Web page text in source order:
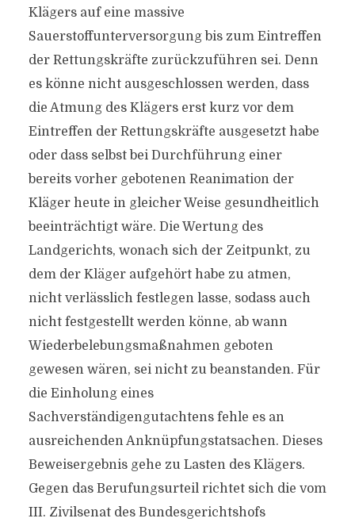
Klägers auf eine massive
Sauerstoffunterversorgung bis zum Eintreffen
der Rettungskräfte zurückzuführen sei. Denn
es könne nicht ausgeschlossen werden, dass
die Atmung des Klägers erst kurz vor dem
Eintreffen der Rettungskräfte ausgesetzt habe
oder dass selbst bei Durchführung einer
bereits vorher gebotenen Reanimation der
Kläger heute in gleicher Weise gesundheitlich
beeinträchtigt wäre. Die Wertung des
Landgerichts, wonach sich der Zeitpunkt, zu
dem der Kläger aufgehört habe zu atmen,
nicht verlässlich festlegen lasse, sodass auch
nicht festgestellt werden könne, ab wann
Wiederbelebungsmaßnahmen geboten
gewesen wären, sei nicht zu beanstanden. Für
die Einholung eines
Sachverständigengutachtens fehle es an
ausreichenden Anknüpfungstatsachen. Dieses
Beweisergebnis gehe zu Lasten des Klägers.
Gegen das Berufungsurteil richtet sich die vom
III. Zivilsenat des Bundesgerichtshofs